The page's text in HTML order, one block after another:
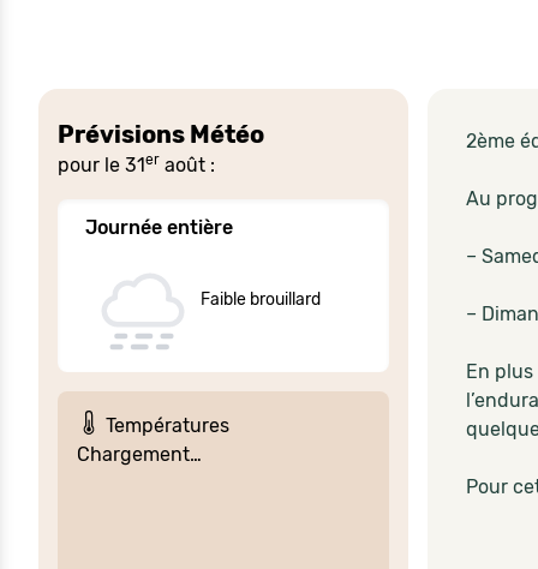
Prévisions Météo
pour le 31er août :
Journée entière
Faible brouillard
Températures
Chargement…
2ème
Au
–
–
En
Pour